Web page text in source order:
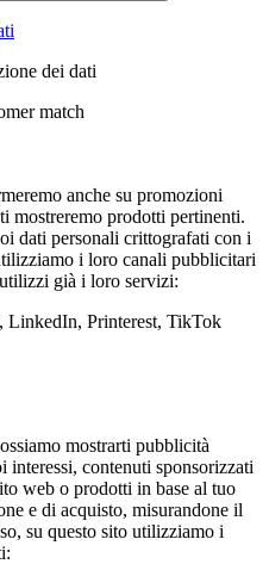
dei dati
match
anche su promozioni
mostreremo prodotti pertinenti.
dati personali crittografati con i
i loro canali pubblicitari
già i loro servizi:
LinkedIn, Printerest, TikTok
mostrarti pubblicità
interessi, contenuti sponsorizzati
web o prodotti in base al tuo
e di acquisto, misurandone il
su questo sito utilizziamo i